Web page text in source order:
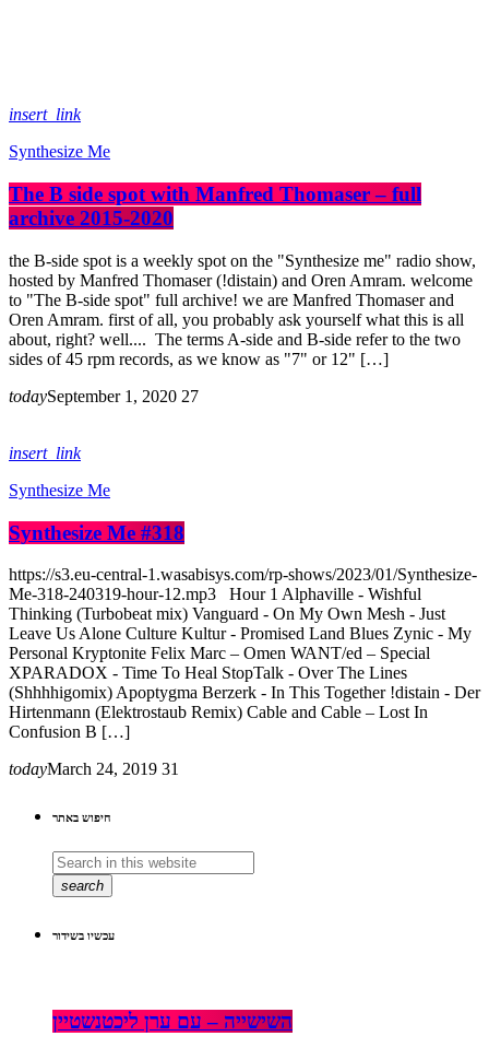
insert_link
Synthesize Me
The B side spot with Manfred Thomaser – full
archive 2015-2020
the B-side spot is a weekly spot on the "Synthesize me" radio show,
hosted by Manfred Thomaser (!distain) and Oren Amram. welcome
to "The B-side spot" full archive! we are Manfred Thomaser and
Oren Amram. first of all, you probably ask yourself what this is all
about, right? well.... The terms A-side and B-side refer to the two
sides of 45 rpm records, as we know as "7" or 12" […]
todaySeptember 1, 2020 27
insert_link
Synthesize Me
Synthesize Me #318
https://s3.eu-central-1.wasabisys.com/rp-shows/2023/01/Synthesize-
Me-318-240319-hour-12.mp3 Hour 1 Alphaville - Wishful
Thinking (Turbobeat mix) Vanguard - On My Own Mesh - Just
Leave Us Alone Culture Kultur - Promised Land Blues Zynic - My
Personal Kryptonite Felix Marc – Omen WANT/ed – Special
XPARADOX - Time To Heal StopTalk - Over The Lines
(Shhhhigomix) Apoptygma Berzerk - In This Together !distain - Der
Hirtenmann (Elektrostaub Remix) Cable and Cable – Lost In
Confusion B […]
todayMarch 24, 2019 31
חיפוש באתר
search
עכשיו בשידור
השישייה – עם ערן ליכטנשטיין